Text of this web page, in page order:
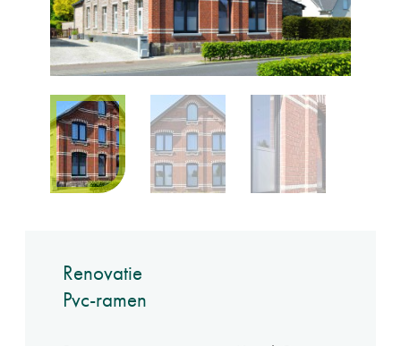
Renovatie
Pvc-ramen